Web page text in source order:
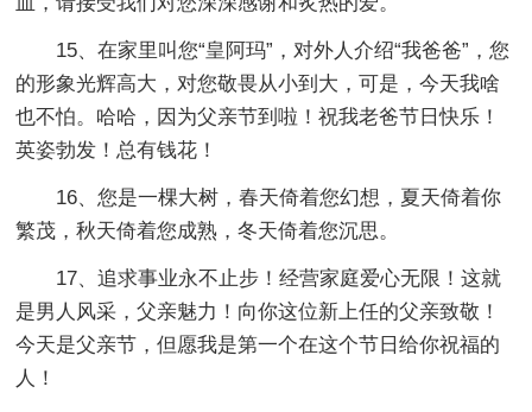
15、在家里叫您“皇阿玛”，对外人介绍“我爸爸”，您
的形象光辉高大，对您敬畏从小到大，可是，今天我啥
也不怕。哈哈，因为父亲节到啦！祝我老爸节日快乐！
英姿勃发！总有钱花！
16、您是一棵大树，春天倚着您幻想，夏天倚着你
繁茂，秋天倚着您成熟，冬天倚着您沉思。
17、追求事业永不止步！经营家庭爱心无限！这就
是男人风采，父亲魅力！向你这位新上任的父亲致敬！
今天是父亲节，但愿我是第一个在这个节日给你祝福的
人！